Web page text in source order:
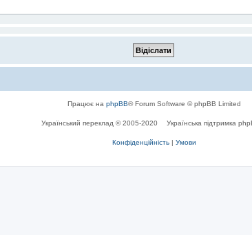
Працює на phpBB® Forum Software © phpBB Limited
Український переклад © 2005-2020 Українська підтримка
Конфіденційність | Умови